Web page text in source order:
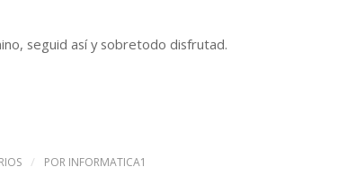
seguid así y sobretodo disfrutad.
/ POR INFORMATICA1